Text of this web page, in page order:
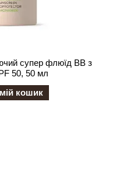
супер флюїд ВВ з
50, 50 мл
кошик